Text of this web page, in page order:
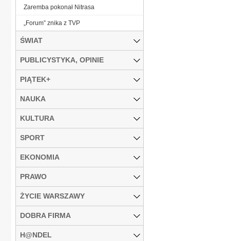
Zaremba pokonał Nitrasa
„Forum” znika z TVP
ŚWIAT
PUBLICYSTYKA, OPINIE
PIĄTEK+
NAUKA
KULTURA
SPORT
EKONOMIA
PRAWO
ŻYCIE WARSZAWY
DOBRA FIRMA
H@NDEL